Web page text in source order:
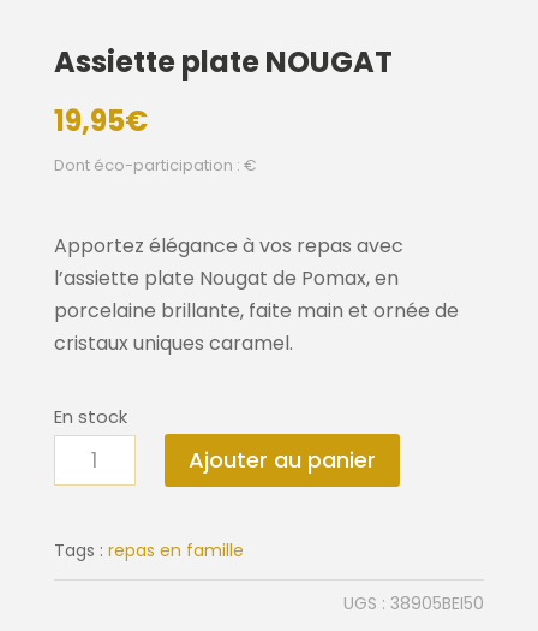
Assiette plate NOUGAT
19,95€
Dont éco-participation : €
Apportez élégance à vos repas avec
l’assiette plate Nougat de Pomax, en
porcelaine brillante, faite main et ornée de
cristaux uniques caramel.
En stock
quantité
de
plate
NOUGAT
Ajouter au panier
Tags : repas en famille
UGS :38905BEI50